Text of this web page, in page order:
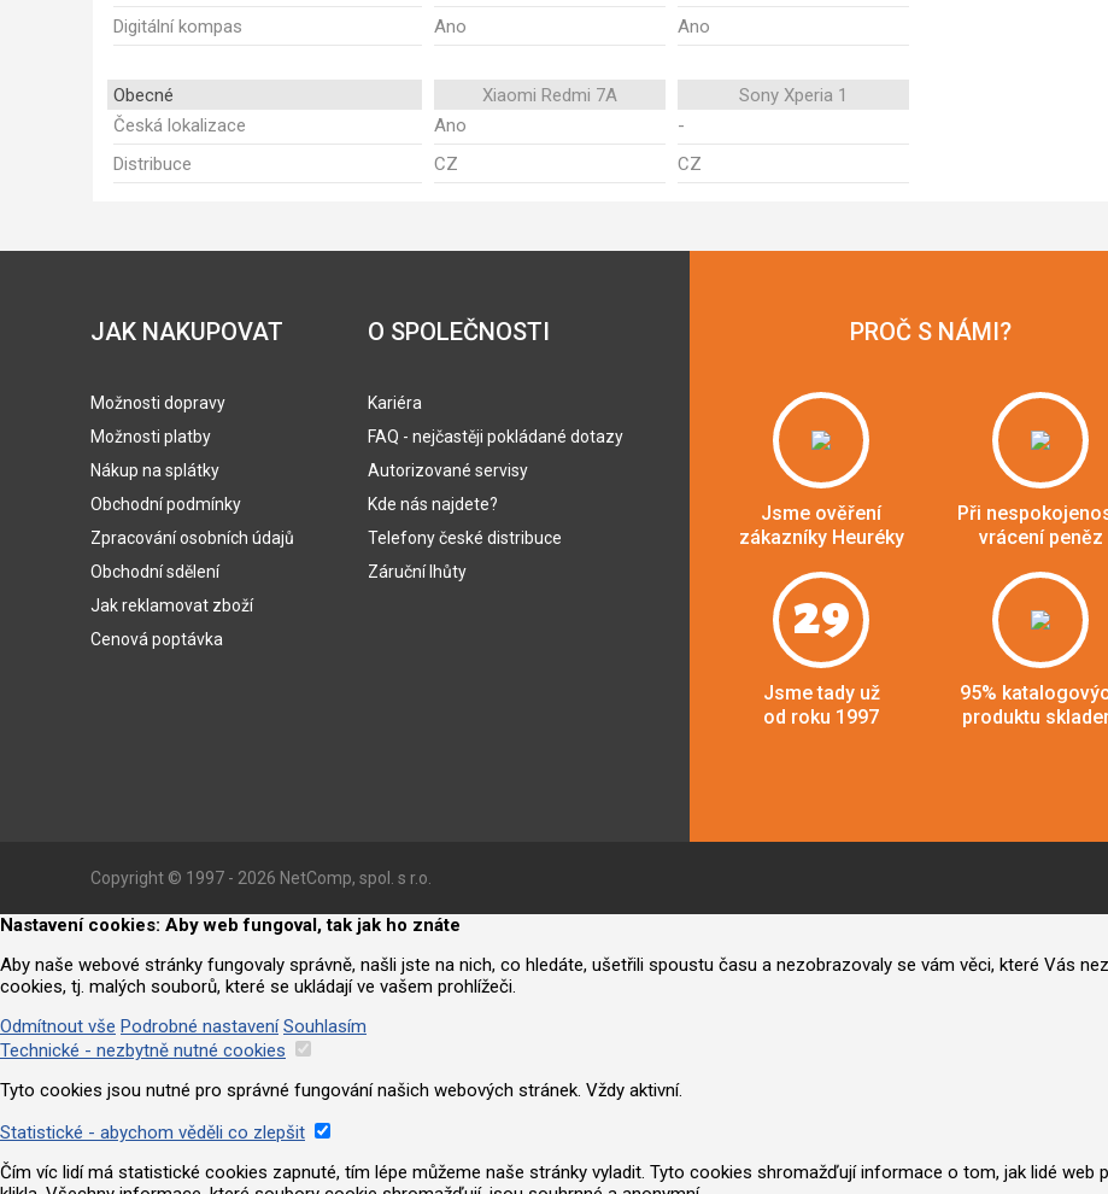
Digitální kompas
Ano Ano
Obecné Xiaomi Redmi 7A
Sony Xperia 1
Česká lokalizace
Ano
-
Distribuce
CZ CZ
JAK NAKUPOVAT
Možnosti dopravy
Možnosti platby
Nákup na splátky
Obchodní podmínky
Zpracování osobních údajů
Obchodní sdělení
Jak reklamovat zboží
Cenová poptávka
O SPOLEČNOSTI
Kariéra
FAQ - nejčastěji pokládané dotazy
Autorizované servisy
Kde nás najdete?
Telefony české distribuce
Záruční lhůty
PROČ S NÁMI?
Jsme ověření
zákazníky Heuréky
Při
vrácení peněz
29
Jsme tady už
od roku 1997
95%
produktu
Copyright © 1997 - 2026 NetComp, spol. s r.o.
Nastavení cookies: Aby web fungoval, tak jak ho znáte
Aby naše webové stránky fungovaly správně, našli jste na nich, co hledáte, ušetřili spoustu času a nezobrazovaly se vám věci, které Vás
cookies, tj. malých souborů, které se ukládají ve vašem prohlížeči.
Odmítnout vše Podrobné nastavení Souhlasím
Technické - nezbytně nutné cookies
Tyto cookies jsou nutné pro správné fungování našich webových stránek. Vždy aktivní.
Statistické - abychom věděli co zlepšit
Čím víc lidí má statistické cookies zapnuté, tím lépe můžeme naše stránky vyladit. Tyto cookies shromažďují informace o tom, jak lidé web